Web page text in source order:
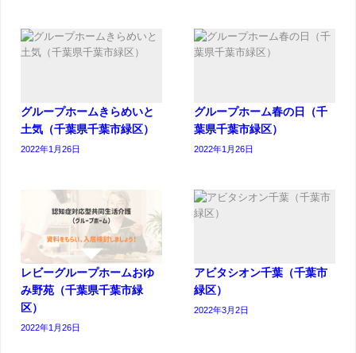
グループホームきらめいと
土気（千葉県千葉市緑区）
2022年1月26日
グループホーム春の日（千
葉県千葉市緑区）
2022年1月26日
レビーグループホームおゆ
み野苑（千葉県千葉市緑
区）
2022年1月26日
アビタシオン千葉（千葉市
緑区）
2022年3月2日